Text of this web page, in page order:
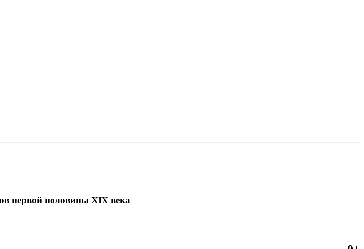
первой половины XIX века